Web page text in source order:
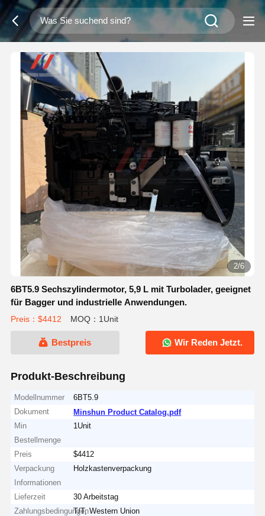
2/6
6BT5.9 Sechszylindermotor, 5,9 L mit Turbolader, geeignet
für Bagger und industrielle Anwendungen.
Preis：$4412 MOQ：1Unit
Bestpreis Wir Reden Jetzt.
Produkt-Beschreibung
Modellnummer
6BT5.9
Dokument
Minshun Product Catalog.pdf
Min
Bestellmenge
1Unit
Preis
$4412
Verpackung
Informationen
Holzkastenverpackung
Lieferzeit
30 Arbeitstag
ZahlungsbedingungenT/T, Western Union